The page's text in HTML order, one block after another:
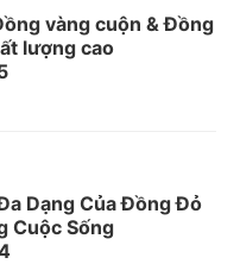
vàng cuộn & Đồng
lượng cao
Dạng Của Đồng Đỏ
Cuộc Sống